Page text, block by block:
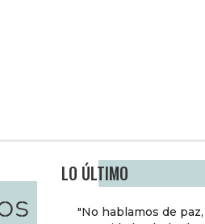
LO ÚLTIMO
"No hablamos de